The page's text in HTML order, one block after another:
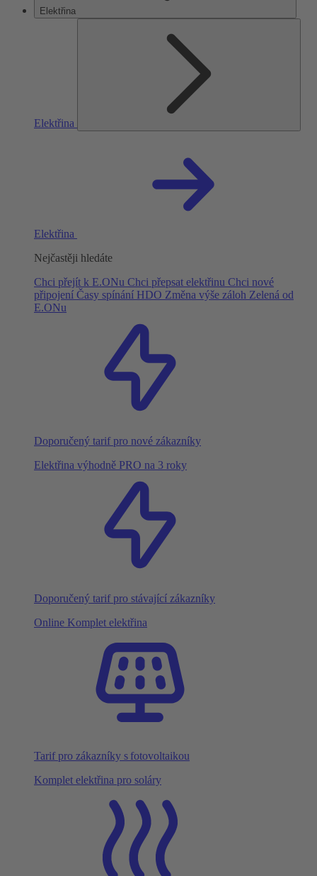
Elektřina
Elektřina
Elektřina
Nejčastěji hledáte
Chci přejít k E.ONu Chci přepsat elektřinu Chci nové
připojení Časy spínání HDO Změna výše záloh Zelená od
E.ONu
Doporučený tarif pro nové zákazníky
Elektřina výhodně PRO na 3 roky
Doporučený tarif pro stávající zákazníky
Online Komplet elektřina
Tarif pro zákazníky s fotovoltaikou
Komplet elektřina pro soláry